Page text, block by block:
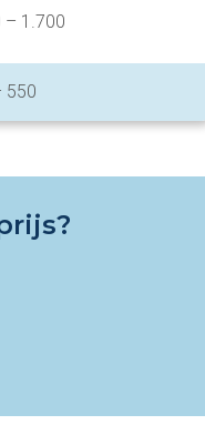
– 1.700
550